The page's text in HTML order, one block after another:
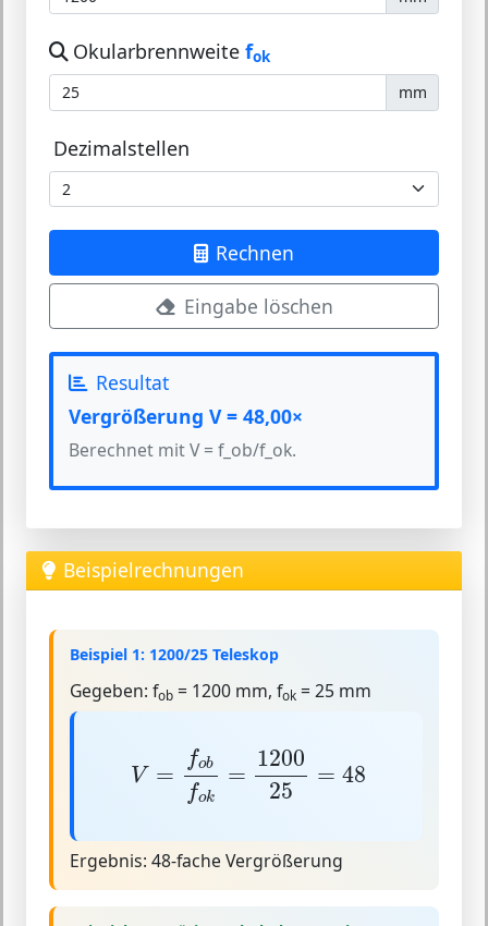
Okularbrennweite fok
mm
Dezimalstellen
Rechnen
Eingabe löschen
Resultat
Vergrößerung V = 48,00×
Berechnet mit V = f_ob/f_ok.
Beispielrechnungen
Beispiel 1: 1200/25 Teleskop
Gegeben: fob = 1200 mm, fok = 25 mm
V =
fob
fok
=
1200
25
= 48
bf o 120025
Ergebnis: 48-fache Vergrößerung